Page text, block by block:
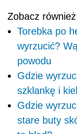
Zobacz
Torebka po
wyrzucić?
powodu
Gdzie
szklankę i
Gdzie
stare buty